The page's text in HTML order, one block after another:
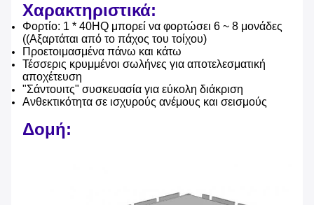
Χαρακτηριστικά:
Φορτίο: 1 * 40HQ μπορεί να φορτώσει 6 ~ 8 μονάδες
((Αξαρτάται από το πάχος του τοίχου)
Προετοιμασμένα πάνω και κάτω
Τέσσερις κρυμμένοι σωλήνες για αποτελεσματική
αποχέτευση
"Σάντουιτς" συσκευασία για εύκολη διάκριση
Ανθεκτικότητα σε ισχυρούς ανέμους και σεισμούς
Δομή: